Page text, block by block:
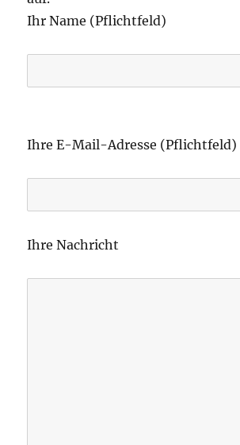
Ihr Name (Pflichtfeld)
i
e
s
Ihre E-Mail-Adresse (Pflichtfeld)
Ihre Nachricht